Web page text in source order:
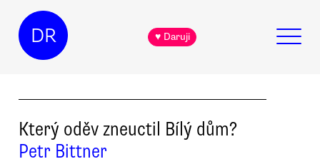
DR ♥ Daruji
Který oděv zneuctil Bílý dům?
Petr Bittner